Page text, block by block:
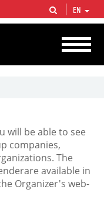
companies in the world
1% of proved hydrocarbon
EN
will be able to see
companies,
The
available in
Organizer's web-